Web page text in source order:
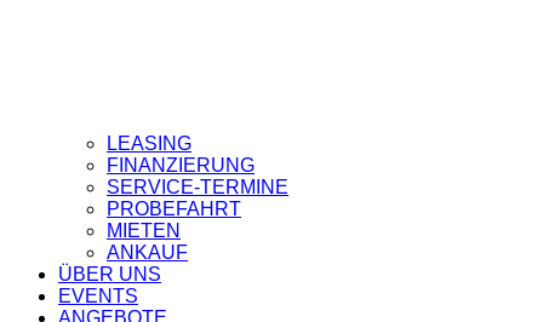
LEASING
FINANZIERUNG
SERVICE-TERMINE
PROBEFAHRT
MIETEN
ANKAUF
ÜBER UNS
EVENTS
ANGEBOTE